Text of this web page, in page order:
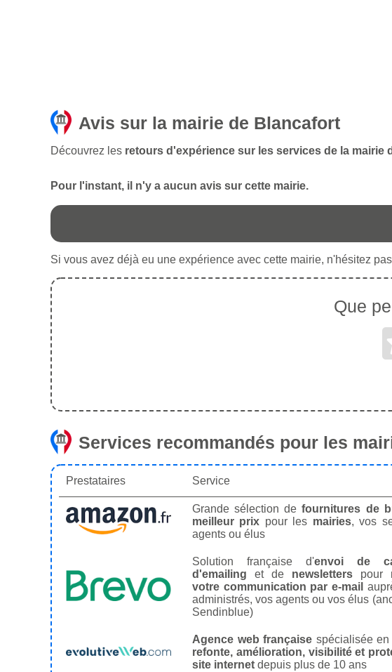
Avis sur la mairie de Blancafort
Découvrez les retours d'expérience sur les services de la mairie
Pour l'instant, il n'y a aucun avis sur cette mairie.
Si vous avez déjà eu une expérience avec cette mairie, n'hésitez
Que
Services recommandés pour les
Prestataires Service
Grande sélection defournitures de
meilleur prix pour les mairies, vos
agents ou élus
Solution française d'envoi de
d'emailing et de newsletterspour
votre communication par e-mail
administrés, vos agents ou vos élus
Sendinblue)
Agence web française spécialisée en
refonte, amélioration, visibilité et
site internet depuis plus de 10 ans